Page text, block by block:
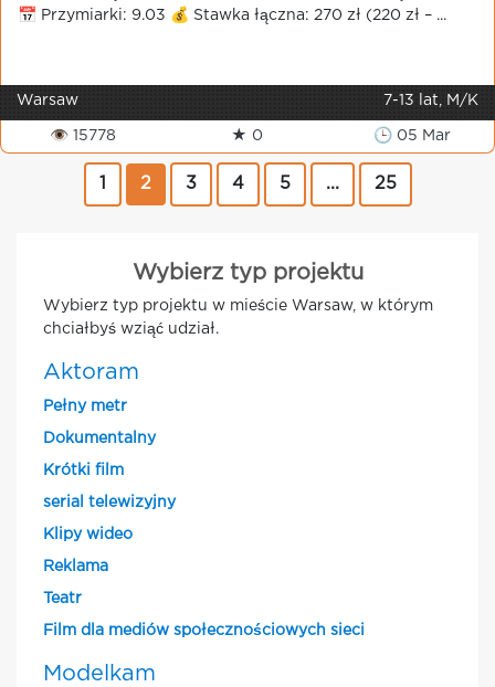
📅 Przymiarki: 9.03 💰 Stawka łączna: 270 zł (220 zł – ...
Warsaw 7-13 lat, M/K
👁 15778 ★ 0 🕒 05 Mar
2 3 4 5 ... 25
Wybierz typ projektu
Wybierz typ projektu w mieście Warsaw, w którym
chciałbyś wziąć udział.
Aktoram
Pełny metr
Dokumentalny
Krótki film
serial telewizyjny
Klipy wideo
Reklama
Teatr
Film dla mediów społecznościowych sieci
Modelkam